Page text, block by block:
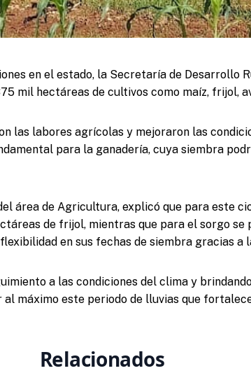
en el estado, la Secretaría de Desarrollo
mil hectáreas de cultivos como maíz, frijol,
las labores agrícolas y mejoraron las
para la ganadería, cuya siembra
área de Agricultura, explicó que para este
de frijol, mientras que para el sorgo
en sus fechas de siembra gracias a
a las condiciones del clima y
máximo este periodo de lluvias que
Relacionados